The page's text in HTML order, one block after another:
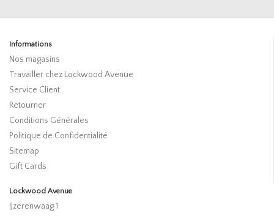
Informations
Nos magasins
Travailler chez Lockwood Avenue
Service Client
Retourner
Conditions Générales
Politique de Confidentialité
Sitemap
Gift Cards
Lockwood Avenue
IJzerenwaag 1